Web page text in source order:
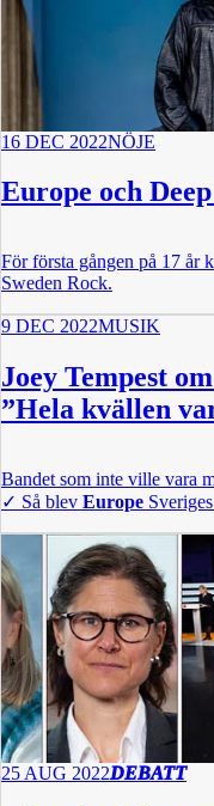
16 DEC 2022NÖJE
Europe och
För första gången på 17 år
Sweden Rock.
9 DEC 2022MUSIK
Joey Tempest
”Hela kvällen
Bandet som inte ville vara
✓ Så blev Europe
25 AUG 2022DEBATT